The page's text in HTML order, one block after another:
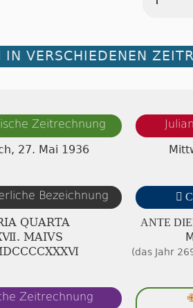
IN VERSCHIEDENEN
Zeitrechnung
27. Mai 1936
Bezeichnung
QUARTA
MAIVS

ANTE
(das Jahr
Zeitrechnung